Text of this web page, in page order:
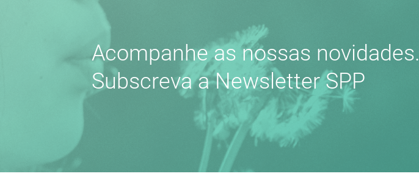
Acompanhe as nossas novidades.
Subscreva a Newsletter SPP